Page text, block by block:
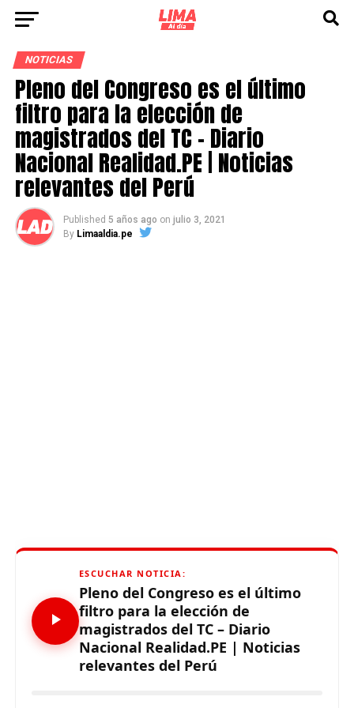
NOTICIAS
Pleno del Congreso es el último
filtro para la elección de
magistrados del TC – Diario
Nacional Realidad.PE | Noticias
relevantes del Perú
Published 5 años ago on julio 3, 2021
By Limaaldia.pe
ESCUCHAR NOTICIA:
Pleno del Congreso es el último
filtro para la elección de
magistrados del TC – Diario
Nacional Realidad.PE | Noticias
relevantes del Perú